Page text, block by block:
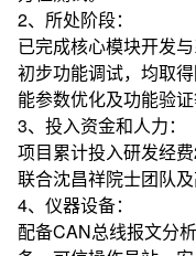
2、所处阶段：
已完成核心模块开发
初步功能调试，均取
能参数优化及功能验证
3、投入资金和人力：
项目累计投入研发经
联合沈昌祥院士团队
4、仪器设备：
配备CAN总线报文分